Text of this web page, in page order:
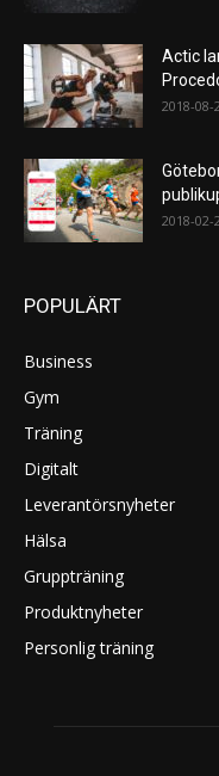
Actic
2018-08-
2018-02-
POPULÄRT
Business
Gym
Träning
Digitalt
Leverantörsnyheter
Hälsa
Gruppträning
Produktnyheter
Personlig träning